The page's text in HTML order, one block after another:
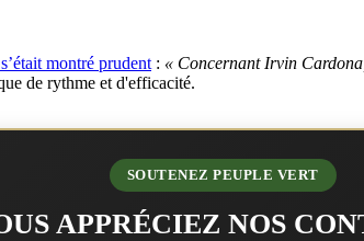
montré prudent : « Concernant Irvin
de rythme et d'efficacité.
SOUTENEZ PEUPLE VERT
APPRÉCIEZ NOS